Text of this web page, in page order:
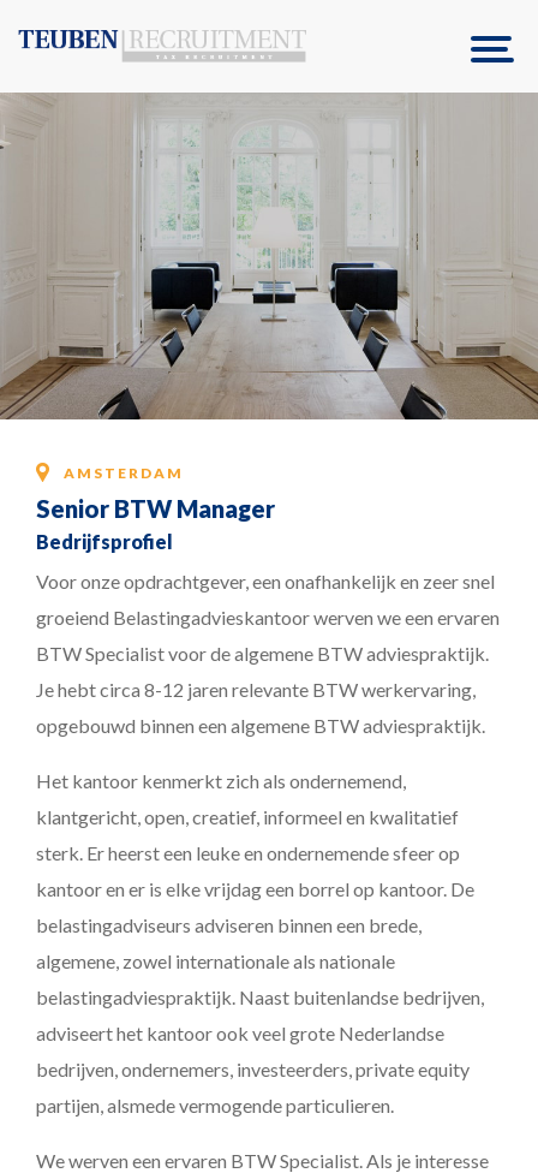
AMSTERDAM
Senior BTW Manager
Bedrijfsprofiel
Voor onze opdrachtgever, een onafhankelijk en zeer snel
groeiend Belastingadvieskantoor werven we een ervaren
BTW Specialist voor de algemene BTW adviespraktijk.
Je hebt circa 8-12 jaren relevante BTW werkervaring,
opgebouwd binnen een algemene BTW adviespraktijk.
Het kantoor kenmerkt zich als ondernemend,
klantgericht, open, creatief, informeel en kwalitatief
sterk. Er heerst een leuke en ondernemende sfeer op
kantoor en er is elke vrijdag een borrel op kantoor. De
belastingadviseurs adviseren binnen een brede,
algemene, zowel internationale als nationale
belastingadviespraktijk. Naast buitenlandse bedrijven,
adviseert het kantoor ook veel grote Nederlandse
bedrijven, ondernemers, investeerders, private equity
partijen, alsmede vermogende particulieren.
We werven een ervaren BTW Specialist. Als je interesse